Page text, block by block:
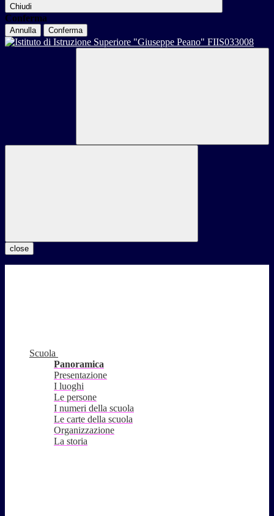
Chiudi
Conferma
Annulla Conferma
close
Scuola
Panoramica
Presentazione
I luoghi
Le persone
I numeri della scuola
Le carte della scuola
Organizzazione
La storia